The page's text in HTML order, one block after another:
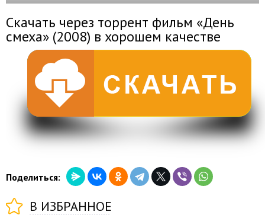
Скачать через торрент фильм «День
смеха» (2008) в хорошем качестве
Поделиться:
В ИЗБРАННОЕ